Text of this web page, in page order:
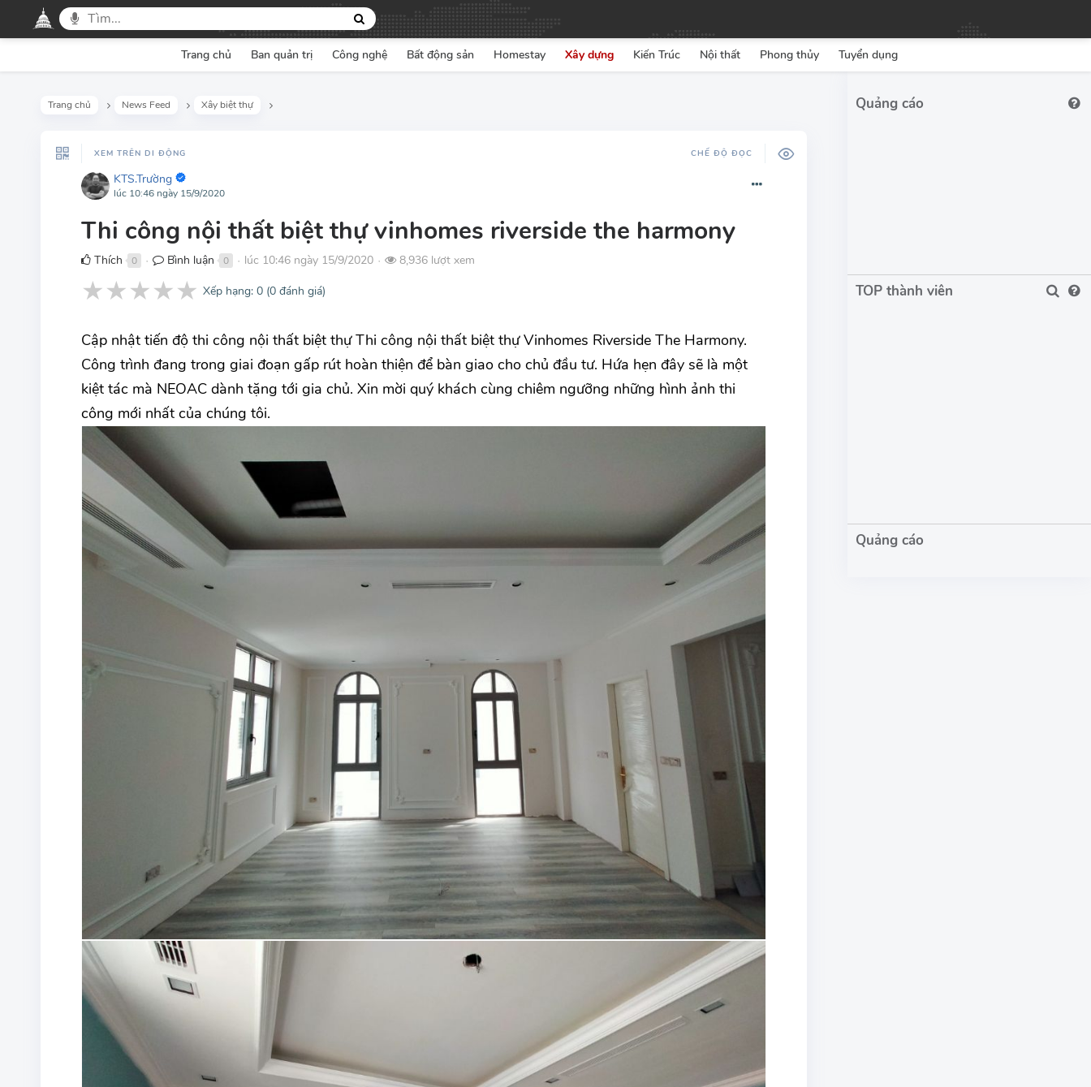
Trang chủ Ban quản trị Công nghệ Bất động sản Homestay Xây dựng Kiến Trúc Nội thất Phong thủy Tuyển dụng
Trang chủ News Feed Xây biệt thự
XEM TRÊN DI ĐỘNG CHẾ ĐỘ ĐỌC
KTS.Trường
lúc 10:46 ngày 15/9/2020
Thi công nội thất biệt thự vinhomes riverside the harmony
Thích 0 ● Bình luận 0 ● lúc 10:46 ngày 15/9/2020 ● 8,936 lượt xem
★★★★★ Xếp hạng: 0 (0đánh giá)
Cập nhật tiến độ thi công nội thất biệt thự Thi công nội thất biệt thự Vinhomes Riverside The Harmony.
Công trình đang trong giai đoạn gấp rút hoàn thiện để bàn giao cho chủ đầu tư. Hứa hẹn đây sẽ là một
kiệt tác mà NEOAC dành tặng tới gia chủ. Xin mời quý khách cùng chiêm ngưỡng những hình ảnh thi
công mới nhất của chúng tôi.
TOP thành viên